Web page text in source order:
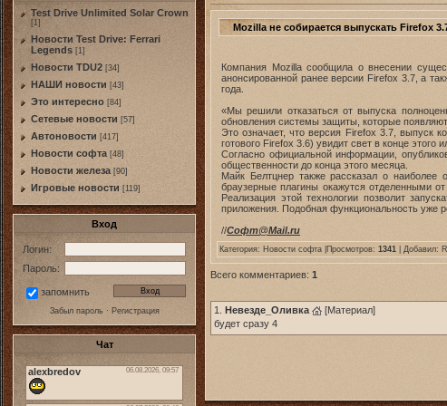
Test Drive Unlimited Solar Crown
[1]
Новости Test Drive: Ferrari
Legends [1]
Новости TDU2 [34]
НАШИ новости [43]
Это интересно [84]
Сетевые новости [57]
Автоновости [417]
Новости софта [48]
Новоcти железа [90]
Игровые новости [119]
Вход
Логин:
Пароль:
запомнить
Забыл пароль· Регистрация
Чат
Mozilla не собирается выпускать Firefox
Компания Mozilla сообщила о внесении
анонсированной ранее версии Firefox 3.7, а
года.
«Мы решили отказаться от выпуска
обновления системы защиты, которые
Это означает, что версия Firefox 3.7, выпуск
готового Firefox 3.6) увидит свет в конце
Согласно официальной информации,
общественности до конца этого месяца.
Майк Белтцнер также рассказал о
браузерные плагины окажутся отделенными
Реализация этой технологии позволит
приложения. Подобная функциональность уже
//Софт@Mail.ru
Категория: Новости софта |Просмотров: 1341 | Добавил:
Всего комментариев: 1
1. Невезде_Оливка [Материал]
будет сразу 4